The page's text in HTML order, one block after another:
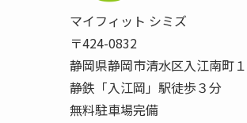
マイフィット シミズ
〒424-0832
静岡県静岡市清水区入江南町
静鉄「入江岡」駅徒歩３分
無料駐車場完備